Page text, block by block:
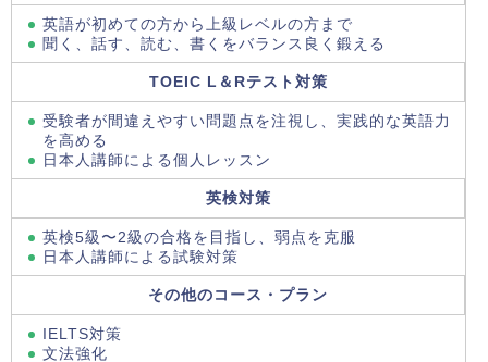
英語が初めての方から上級レベルの方まで
聞く、話す、読む、書くをバランス良く鍛える
TOEIC L＆Rテスト対策
受験者が間違えやすい問題点を注視し、実践的な英語力
を高める
日本人講師による個人レッスン
英検対策
英検5級〜2級の合格を目指し、弱点を克服
日本人講師による試験対策
その他のコース・プラン
IELTS対策
文法強化